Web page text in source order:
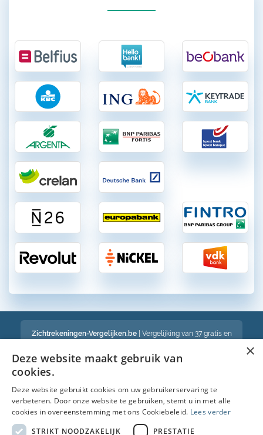
Zichtrekeningen-Vergelijken.be| Vergelijking van 37 gratis en
Een volledig onafhankelijke vergelijking van gratis en betalende
bankrekeningen in België
Bekijk ook :
Spaarrekening
×
Deze website maakt gebruik van
cookies.
Deze website gebruikt cookies om uw gebruikerservaring te
verbeteren. Door onze website te gebruiken, stemt u in met alle
cookies in overeenstemming met ons Cookiebeleid. Lees verder
STRIKT NOODZAKELIJK
PRESTATIE